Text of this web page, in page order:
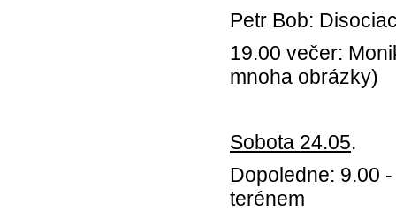
Petr Bob:
19.00 večer:
mnoha obrázky)
Sobota 24.05.
Dopoledne: 9.00
terénem